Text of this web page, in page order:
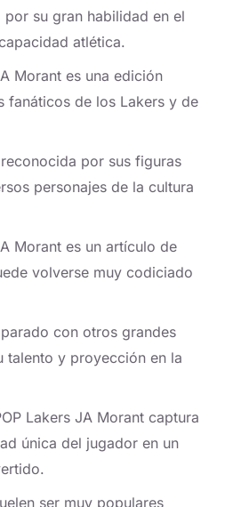
su gran habilidad en el
atlética.
Morant es una edición
fanáticos de los Lakers y de
por sus figuras
personajes de la cultura
Morant es un artículo de
volverse muy codiciado
con otros grandes
talento y proyección en la
Lakers JA Morant captura
única del jugador en un
ser muy populares